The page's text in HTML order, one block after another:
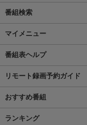
番組検索
マイメニュー
番組表ヘルプ
リモート録画予約ガイド
おすすめ番組
ランキング